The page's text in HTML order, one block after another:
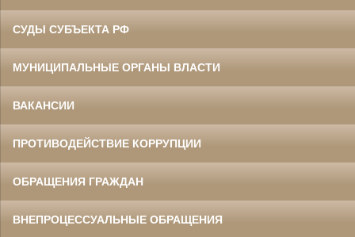
СУДЫ СУБЪЕКТА РФ
МУНИЦИПАЛЬНЫЕ ОРГАНЫ ВЛАСТИ
ВАКАНСИИ
ПРОТИВОДЕЙСТВИЕ КОРРУПЦИИ
ОБРАЩЕНИЯ ГРАЖДАН
ВНЕПРОЦЕССУАЛЬНЫЕ ОБРАЩЕНИЯ